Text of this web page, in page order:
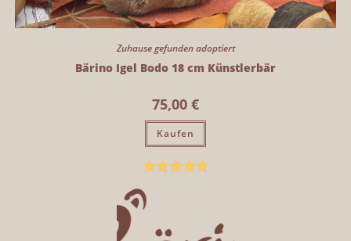
Zuhause gefunden adoptiert
Bärino Igel Bodo 18 cm Künstlerbär
75,00 €
Kaufen